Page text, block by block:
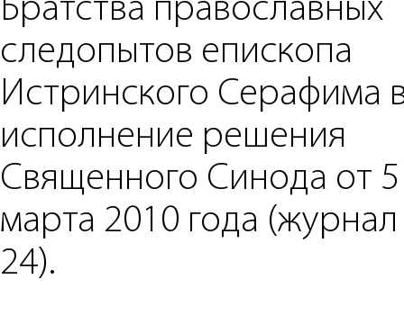
Братства православных
следопытов епископа
Истринского Серафима
исполнение решения
Священного Синода от 5
марта 2010 года
24).